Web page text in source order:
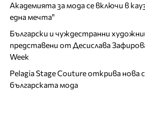
Академията за мода се включи в
една мечта"
Български и чуждестранни
представени от Десислава
Week
Pelagia Stage Couture открива нова
българската мода